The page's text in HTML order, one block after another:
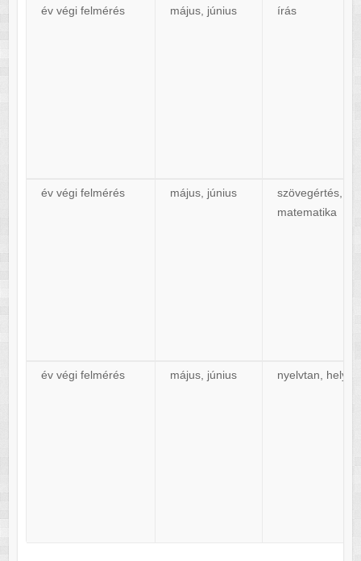
év végi felmérés május, június írás
év végi felmérés május, június
szövegértés,
matematika
év végi felmérés május, június nyelvtan,